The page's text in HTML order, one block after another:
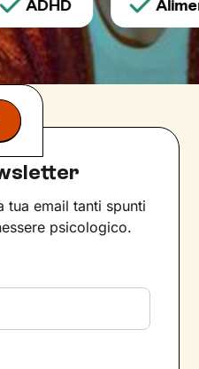
ADHD
tua email tanti spunti
psicologico.